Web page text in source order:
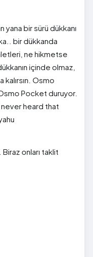
bir sürü dükkanı
bir dükkanda
ne hikmetse
içinde olmaz,
Osmo
Pocket duruyor.
heard that
onları taklit